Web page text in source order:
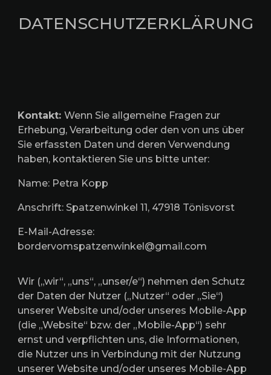
DATENSCHUTZERKLÄRUNG
Kontakt:Wenn Sie allgemeine Fragen zur
Erhebung, Verarbeitung oder den von uns über
Sie erfassten Daten und deren Verwendung
haben, kontaktieren Sie uns bitte unter:
Name: Petra Kopp
Anschrift: Spatzenwinkel 11, 47918 Tönisvorst
E-Mail-Adresse:
bordervomspatzenwinkel@gmail.com
Wir („wir“, „uns“, „unser/e“) nehmen den Schutz
der Daten der Nutzer („Nutzer“ oder „Sie“)
unserer Website und/oder unseres Mobile-App
(die „Website“ bzw. der „Mobile-App“) sehr
ernst und verpflichten uns, die Informationen,
die Nutzer uns in Verbindung mit der Nutzung
unserer Website und/oder unseres Mobile-App